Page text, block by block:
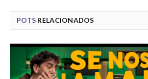
POTS RELACIONADOS